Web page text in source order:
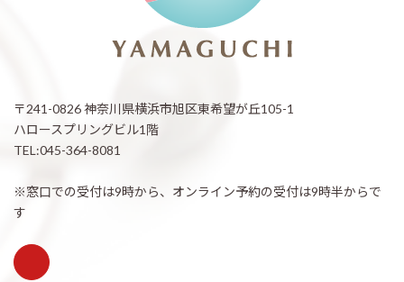
〒241-0826 神奈川県横浜市旭区東希望が丘105-1
ハロースプリングビル1階
TEL:045-364-8081
※窓口での受付は9時から、オンライン予約の受付は9時半からで
す